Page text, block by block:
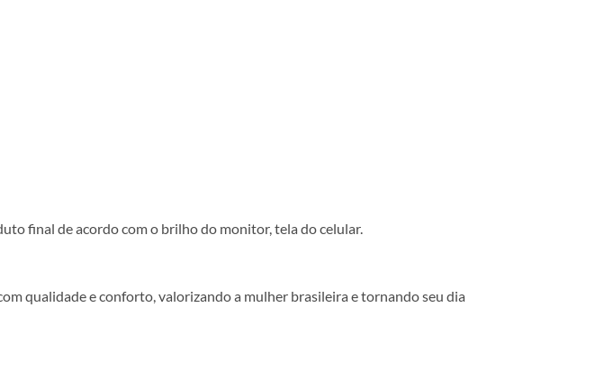
final de acordo com o brilho do monitor, tela do celular.
qualidade e conforto, valorizando a mulher brasileira e tornando seu dia